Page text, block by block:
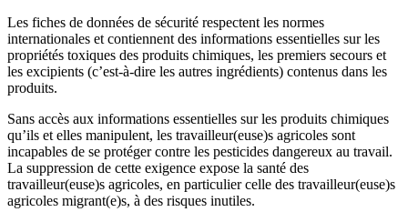
Les fiches de données de sécurité respectent les normes
internationales et contiennent des informations essentielles sur les
propriétés toxiques des produits chimiques, les premiers secours et
les excipients (c’est-à-dire les autres ingrédients) contenus dans les
produits.
Sans accès aux informations essentielles sur les produits chimiques
qu’ils et elles manipulent, les travailleur(euse)s agricoles sont
incapables de se protéger contre les pesticides dangereux au travail.
La suppression de cette exigence expose la santé des
travailleur(euse)s agricoles, en particulier celle des travailleur(euse)s
agricoles migrant(e)s, à des risques inutiles.